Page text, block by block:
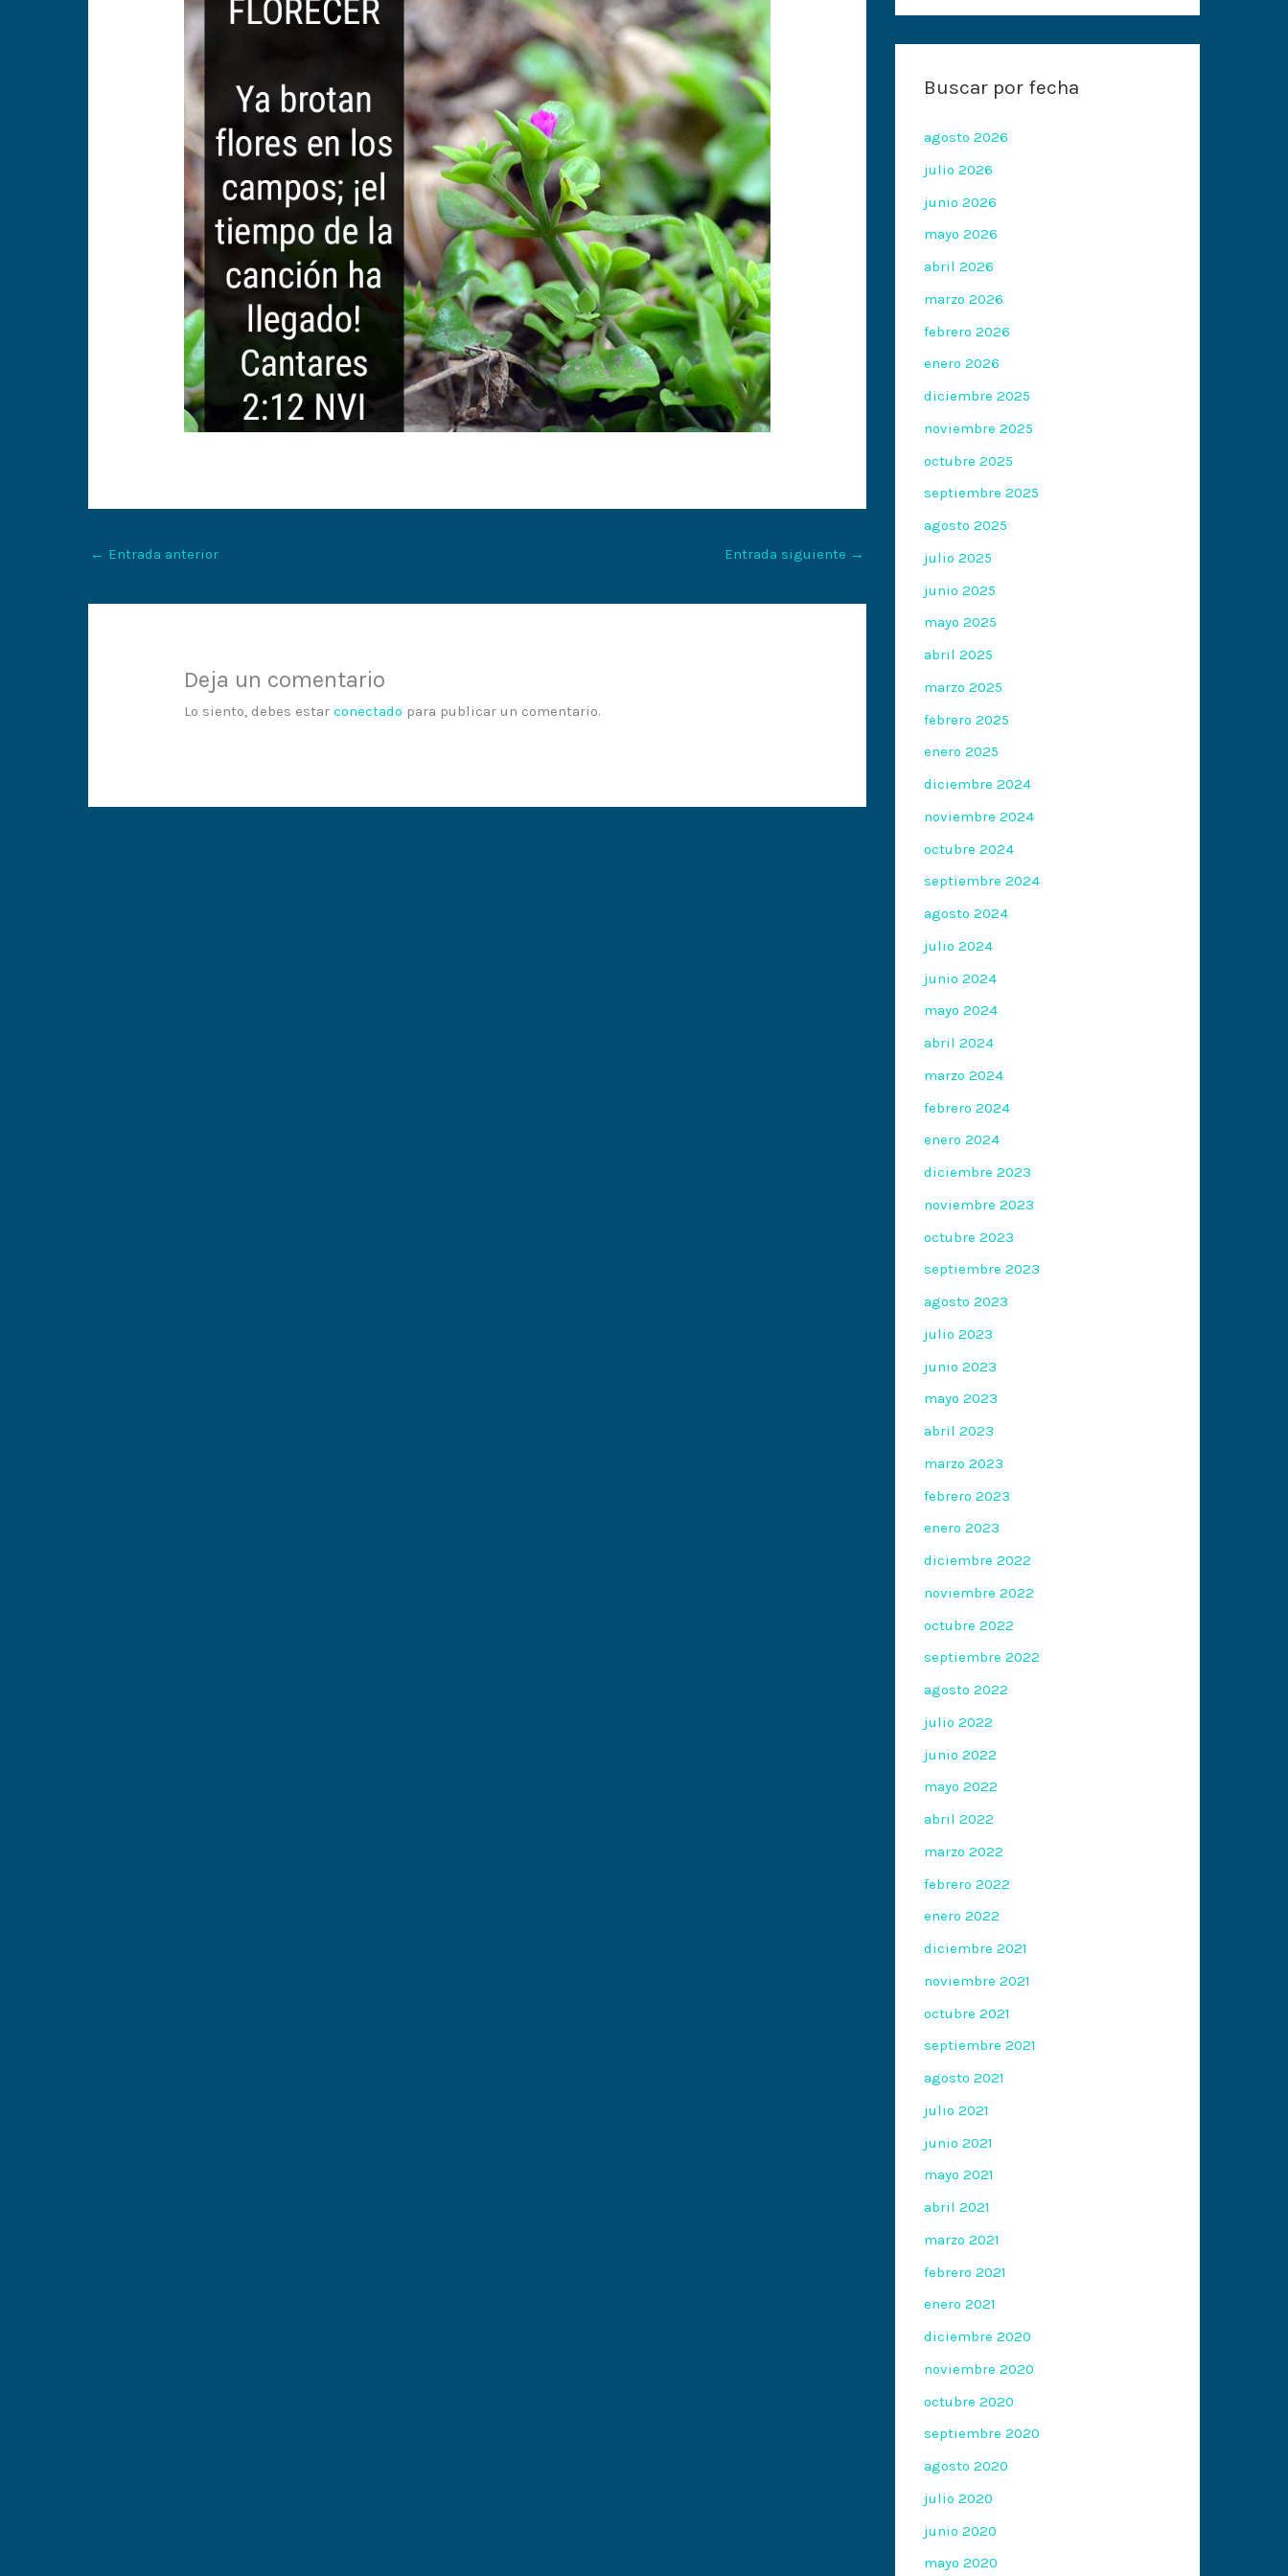
← Entrada anterior Entrada siguiente →
Deja un comentario
Lo siento, debes estarconectado para publicar un comentario.
Buscar por fecha
agosto 2026
julio 2026
junio 2026
mayo 2026
abril 2026
marzo 2026
febrero 2026
enero 2026
diciembre 2025
noviembre 2025
octubre 2025
septiembre 2025
agosto 2025
julio 2025
junio 2025
mayo 2025
abril 2025
marzo 2025
febrero 2025
enero 2025
diciembre 2024
noviembre 2024
octubre 2024
septiembre 2024
agosto 2024
julio 2024
junio 2024
mayo 2024
abril 2024
marzo 2024
febrero 2024
enero 2024
diciembre 2023
noviembre 2023
octubre 2023
septiembre 2023
agosto 2023
julio 2023
junio 2023
mayo 2023
abril 2023
marzo 2023
febrero 2023
enero 2023
diciembre 2022
noviembre 2022
octubre 2022
septiembre 2022
agosto 2022
julio 2022
junio 2022
mayo 2022
abril 2022
marzo 2022
febrero 2022
enero 2022
diciembre 2021
noviembre 2021
octubre 2021
septiembre 2021
agosto 2021
julio 2021
junio 2021
mayo 2021
abril 2021
marzo 2021
febrero 2021
enero 2021
diciembre 2020
noviembre 2020
octubre 2020
septiembre 2020
agosto 2020
julio 2020
junio 2020
mayo 2020